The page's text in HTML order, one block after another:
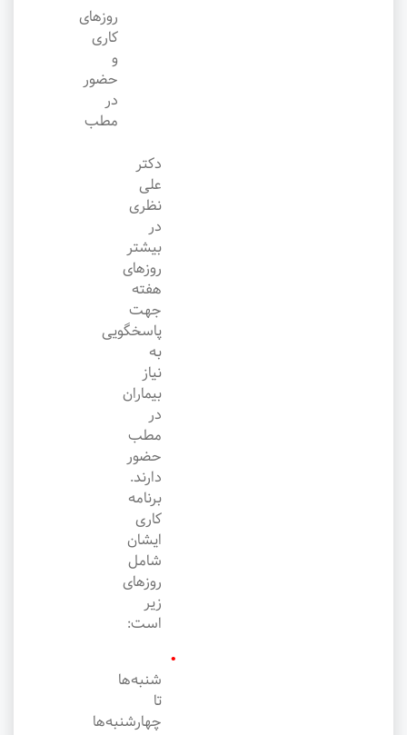
روزهای
کاری
و
حضور
در
مطب
دکتر
علی
نظری
در
بیشتر
روزهای
هفته
جهت
پاسخگویی
به
نیاز
بیماران
در
مطب
حضور
دارند.
برنامه
کاری
ایشان
شامل
روزهای
زیر
است:
شنبه‌ها
تا
چهارشنبه‌ها